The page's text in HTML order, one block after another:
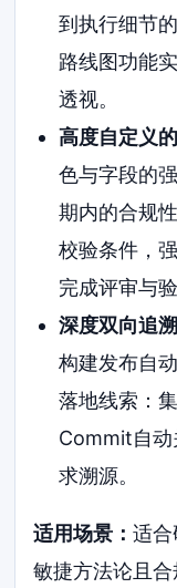
到执行细节
路线图功能
透视。
高度自定义
色与字段的
期内的合规
校验条件，
完成评审与
深度双向追
构建发布自
落地线索：
Commit自动
求溯源。
适用场景：适
敏捷方法论且合